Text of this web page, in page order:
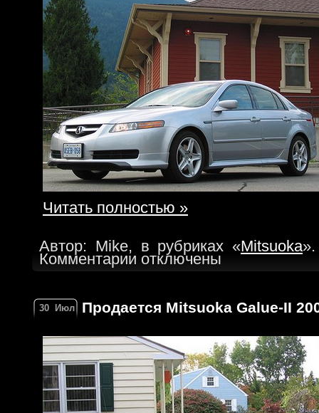
Читать полностью »
Автор: Mike, в рубриках «Mitsuoka
Комментарии отключены
30 Июл Продается Mitsuoka Galue-II